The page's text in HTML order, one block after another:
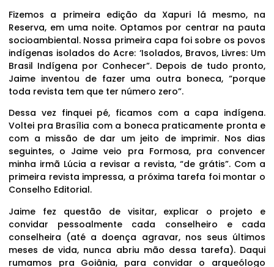
Fizemos a primeira edição da Xapuri lá mesmo, na
Reserva, em uma noite. Optamos por centrar na pauta
socioambiental. Nossa primeira capa foi sobre os povos
indígenas isolados do Acre: ‘Isolados, Bravos, Livres: Um
Brasil Indígena por Conhecer”. Depois de tudo pronto,
Jaime inventou de fazer uma outra boneca, “porque
toda revista tem que ter número zero”.
Dessa vez finquei pé, ficamos com a capa indígena.
Voltei pra Brasília com a boneca praticamente pronta e
com a missão de dar um jeito de imprimir. Nos dias
seguintes, o Jaime veio pra Formosa, pra convencer
minha irmã Lúcia a revisar a revista, “de grátis”. Com a
primeira revista impressa, a próxima tarefa foi montar o
Conselho Editorial.
Jaime fez questão de visitar, explicar o projeto e
convidar pessoalmente cada conselheiro e cada
conselheira (até a doença agravar, nos seus últimos
meses de vida, nunca abriu mão dessa tarefa). Daqui
rumamos pra Goiânia, para convidar o arqueólogo